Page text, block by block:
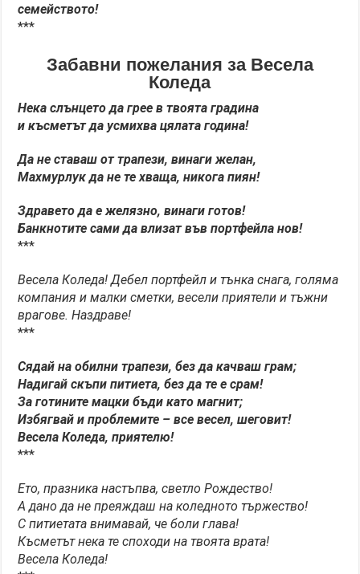
семейството!
***
Забавни пожелания за Весела
Коледа
Нека слънцето да грее в твоята градина
и късметът да усмихва цялата година!
Да не ставаш от трапези, винаги желан,
Махмурлук да не те хваща, никога пиян!
Здравето да е желязно, винаги готов!
Банкнотите сами да влизат във портфейла нов!
***
Весела Коледа! Дебел портфейл и тънка снага, голяма
компания и малки сметки, весели приятели и тъжни
врагове. Наздраве!
***
Сядай на обилни трапези, без да качваш грам;
Надигай скъпи питиета, без да те е срам!
За готините мацки бъди като магнит;
Избягвай и проблемите – все весел, шеговит!
Весела Коледа, приятелю!
***
Ето, празника настъпва, светло Рождество!
А дано да не преяждаш на коледното тържество!
С питиетата внимавай, че боли глава!
Късметът нека те споходи на твоята врата!
Весела Коледа!